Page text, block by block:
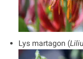
Lys martagon (